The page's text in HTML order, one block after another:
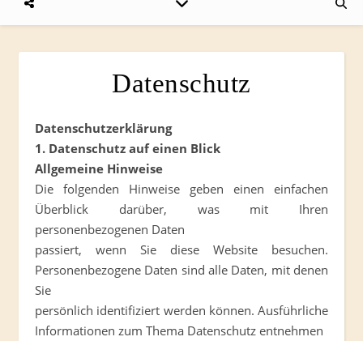
Datenschutz
Datenschutzerklärung
1. Datenschutz auf einen Blick
Allgemeine Hinweise
Die folgenden Hinweise geben einen einfachen
Überblick darüber, was mit Ihren
personenbezogenen Daten
passiert, wenn Sie diese Website besuchen.
Personenbezogene Daten sind alle Daten, mit denen
Sie
persönlich identifiziert werden können. Ausführliche
Informationen zum Thema Datenschutz entnehmen